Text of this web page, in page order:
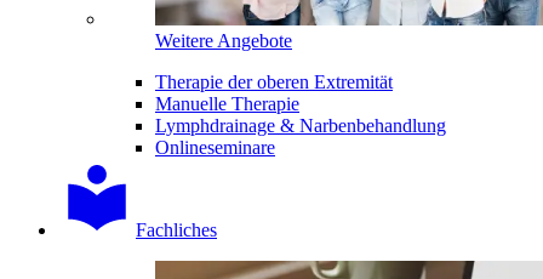
Weitere Angebote
Therapie der oberen Extremität
Manuelle Therapie
Lymphdrainage & Narbenbehandlung
Onlineseminare
Fachliches